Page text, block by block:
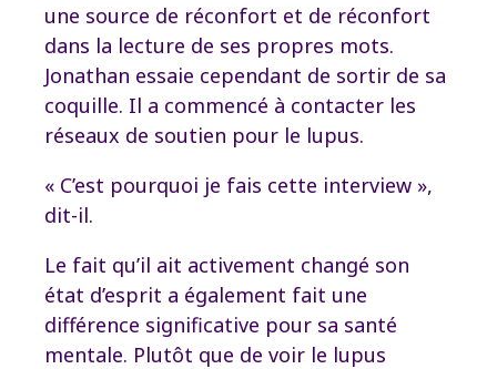
une source de réconfort et de réconfort
dans la lecture de ses propres mots.
Jonathan essaie cependant de sortir de sa
coquille. Il a commencé à contacter les
réseaux de soutien pour le lupus.
« C’est pourquoi je fais cette interview »,
dit-il.
Le fait qu’il ait activement changé son
état d’esprit a également fait une
différence significative pour sa santé
mentale. Plutôt que de voir le lupus